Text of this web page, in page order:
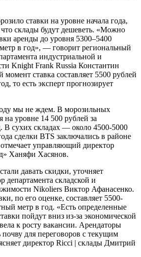
ставки на уровне начала года,
склады будут дешеветь. «Можно
аренды до уровня 5300–5400
в год», — говорит региональный
индустриальной и
Knight Frank Russia Константин
ставка составляет 5500 рублей
то есть эксперт прогнозирует
мы не ждем. В морозильных
на уровне 14 500 рублей за
В сухих складах — около 4500-5000
сделки BTS заключались в районе
управляющий директор
Ханяфи Хасянов.
давать скидки, уточняет
департамента складской и
Nikoliers Виктор Афанасенко.
по его оценке, составляет 5500-
метр в год. «Есть определенные
пойдут вниз из-за экономической
к росту вакансии. Арендаторы
для переговоров с текущим
директор Ricci | склады Дмитрий